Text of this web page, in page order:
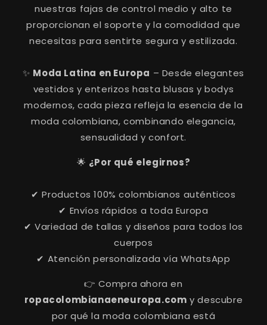
nuestras fajas de control medio y alto te
proporcionan el soporte y la comodidad que
necesitas para sentirte segura y estilizada.
✨ Moda Latina en Europa – Desde elegantes
vestidos y enterizos hasta blusas y bodys
modernos, cada pieza refleja la esencia de la
moda colombiana, combinando elegancia,
sensualidad y confort.
🌟 ¿Por qué elegirnos?
✔ Productos 100% colombianos auténticos
✔ Envíos rápidos a toda Europa
✔ Variedad de tallas y diseños para todos los
cuerpos
✔ Atención personalizada vía WhatsApp
👉 Compra ahora en
ropacolombianaeneuropa.com y descubre
por qué la moda colombiana está